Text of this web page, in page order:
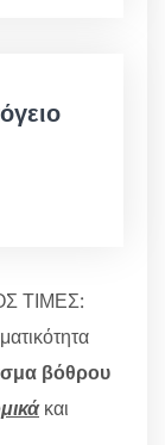
ΤΙΜΕΣ:
βόθρου
και